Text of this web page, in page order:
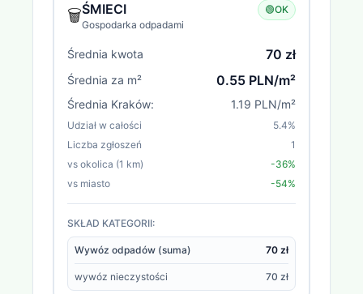
🗑️ŚMIECI
Gospodarka odpadami
🟢OK
Średnia kwota 70 zł
Średnia za m² 0.55 PLN/m²
Średnia Kraków: 1.19 PLN/m²
Udział w całości 5.4%
Liczba zgłoszeń
1
vs okolica (1 km)
-36%
vs miasto
-54%
SKŁAD KATEGORII:
Wywóz odpadów (suma) 70 zł
wywóz nieczystości 70 zł